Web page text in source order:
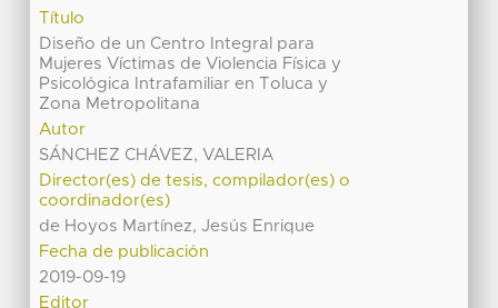
Título
Diseño de un Centro Integral para
Mujeres Víctimas de Violencia Física y
Psicológica Intrafamiliar en Toluca y
Zona Metropolitana
Autor
SÁNCHEZ CHÁVEZ, VALERIA
Director(es) de tesis, compilador(es) o
coordinador(es)
de Hoyos Martínez, Jesús Enrique
Fecha de publicación
2019-09-19
Editor